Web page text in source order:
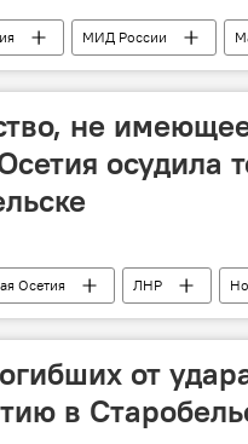
МИД России
Украина
не
осудила
Осетия ЛНР
от
в